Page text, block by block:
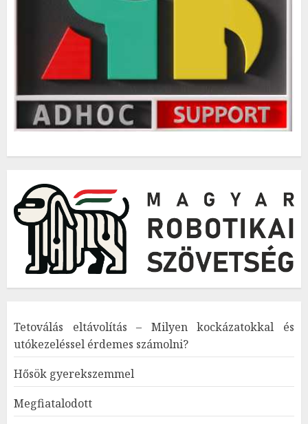
Tetoválás eltávolítás – Milyen kockázatokkal és
utókezeléssel érdemes számolni?
Hősök gyerekszemmel
Megfiatalodott